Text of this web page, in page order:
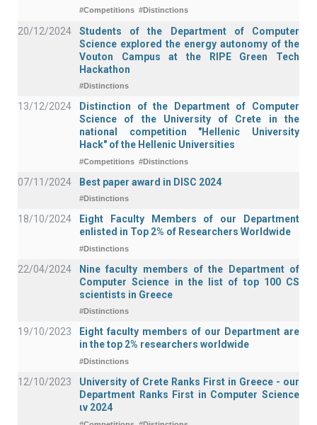
#Competitions #Distinctions
20/12/2024
Students of the Department of Computer
Science explored the energy autonomy of the
Vouton Campus at the RIPE Green Tech
Hackathon
#Distinctions
13/12/2024
Distinction of the Department of Computer
Science of the University of Crete in the
national competition "Hellenic University
Hack" of the Hellenic Universities
#Competitions #Distinctions
07/11/2024 Best paper award in DISC 2024
#Distinctions
18/10/2024
Eight Faculty Members of our Department
enlisted in Top 2% of Researchers Worldwide
#Distinctions
22/04/2024
Nine faculty members of the Department of
Computer Science in the list of top 100 CS
scientists in Greece
#Distinctions
19/10/2023
Eight faculty members of our Department are
in the top 2% researchers worldwide
#Distinctions
12/10/2023
University of Crete Ranks First in Greece - our
Department Ranks First in Computer Science
ιν 2024